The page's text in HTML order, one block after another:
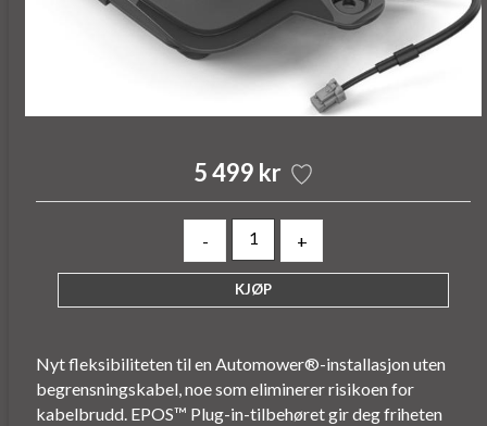
5 499 kr
- +
Nyt fleksibiliteten til en Automower®-installasjon uten
begrensningskabel, noe som eliminerer risikoen for
kabelbrudd. EPOS™ Plug-in-tilbehøret gir deg friheten